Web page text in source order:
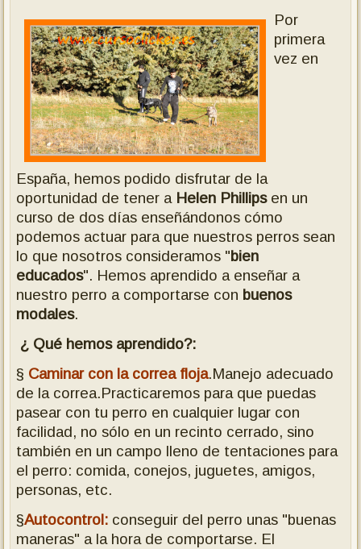
Por
primera
vez en
España, hemos podido disfrutar de la
oportunidad de tener a Helen Phillipsen un
curso de dos días enseñándonos cómo
podemos actuar para que nuestros perros sean
lo que nosotros consideramos "bien
educados". Hemos aprendido a enseñar a
nuestro perro a comportarse con buenos
modales.
¿ Qué hemos aprendido?:
§ Caminar con la correa floja.Manejo adecuado
de la correa.Practicaremos para que puedas
pasear con tu perro en cualquier lugar con
facilidad, no sólo en un recinto cerrado, sino
también en un campo lleno de tentaciones para
el perro: comida, conejos, juguetes, amigos,
personas, etc.
§Autocontrol: conseguir del perro unas "buenas
maneras" a la hora de comportarse. El